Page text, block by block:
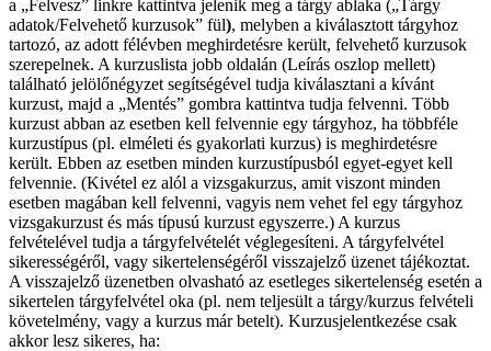
a „Felvesz” linkre kattintva jelenik meg a tárgy ablaka („Tárgy
adatok/Felvehető kurzusok” fül), melyben a kiválasztott tárgyhoz
tartozó, az adott félévben meghirdetésre került, felvehető kurzusok
szerepelnek. A kurzuslista jobb oldalán (Leírás oszlop mellett)
található jelölőnégyzet segítségével tudja kiválasztani a kívánt
kurzust, majd a „Mentés” gombra kattintva tudja felvenni. Több
kurzust abban az esetben kell felvennie egy tárgyhoz, ha többféle
kurzustípus (pl. elméleti és gyakorlati kurzus) is meghirdetésre
került. Ebben az esetben minden kurzustípusból egyet-egyet kell
felvennie. (Kivétel ez alól a vizsgakurzus, amit viszont minden
esetben magában kell felvenni, vagyis nem vehet fel egy tárgyhoz
vizsgakurzust és más típusú kurzust egyszerre.) A kurzus
felvételével tudja a tárgyfelvételét véglegesíteni. A tárgyfelvétel
sikerességéről, vagy sikertelenségéről visszajelző üzenet tájékoztat.
A visszajelző üzenetben olvasható az esetleges sikertelenség esetén a
sikertelen tárgyfelvétel oka (pl. nem teljesült a tárgy/kurzus felvételi
követelmény, vagy a kurzus már betelt). Kurzusjelentkezése csak
akkor lesz sikeres, ha: